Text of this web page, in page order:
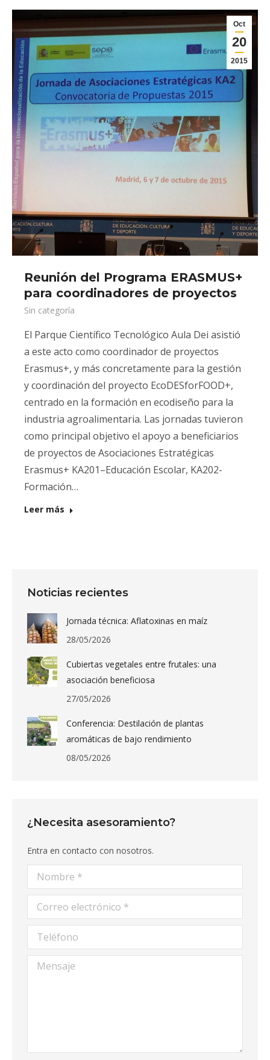
Oct
20
2015
Reunión del Programa ERASMUS+
para coordinadores de proyectos
Sin categoría
El Parque Científico Tecnológico Aula Dei asistió
a este acto como coordinador de proyectos
Erasmus+, y más concretamente para la gestión
y coordinación del proyecto EcoDESforFOOD+,
centrado en la formación en ecodiseño para la
industria agroalimentaria. Las jornadas tuvieron
como principal objetivo el apoyo a beneficiarios
de proyectos de Asociaciones Estratégicas
Erasmus+ KA201–Educación Escolar, KA202-
Formación…
Leer más
Noticias recientes
Jornada técnica: Aflatoxinas en maíz
28/05/2026
Cubiertas vegetales entre frutales: una
asociación beneficiosa
27/05/2026
Conferencia: Destilación de plantas
aromáticas de bajo rendimiento
08/05/2026
¿Necesita asesoramiento?
Entra en contacto con nosotros.
Nombre *
Correo electrónico *
Teléfono
Mensaje